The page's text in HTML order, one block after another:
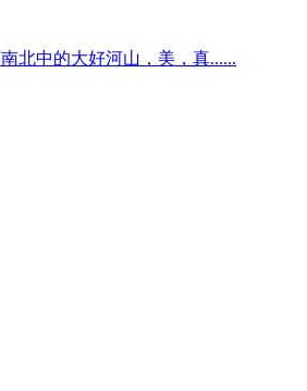
北中的大好河山，美，真......